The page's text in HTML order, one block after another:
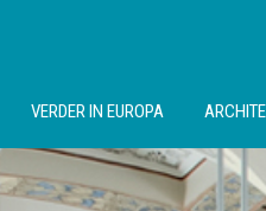
VERDER IN EUROPA